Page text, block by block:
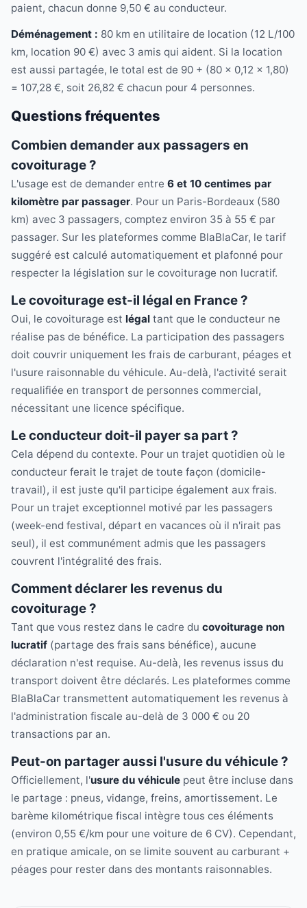
paient, chacun donne 9,50 € au conducteur.
Déménagement : 80 km en utilitaire de location (12 L/100
km, location 90 €) avec 3 amis qui aident. Si la location
est aussi partagée, le total est de 90 + (80 × 0,12 × 1,80)
= 107,28 €, soit 26,82 € chacun pour 4 personnes.
Questions fréquentes
Combien demander aux passagers en
covoiturage ?
L'usage est de demander entre 6 et 10 centimes par
kilomètre par passager. Pour un Paris-Bordeaux (580
km) avec 3 passagers, comptez environ 35 à 55 € par
passager. Sur les plateformes comme BlaBlaCar, le tarif
suggéré est calculé automatiquement et plafonné pour
respecter la législation sur le covoiturage non lucratif.
Le covoiturage est-il légal en France ?
Oui, le covoiturage est légal tant que le conducteur ne
réalise pas de bénéfice. La participation des passagers
doit couvrir uniquement les frais de carburant, péages et
l'usure raisonnable du véhicule. Au-delà, l'activité serait
requalifiée en transport de personnes commercial,
nécessitant une licence spécifique.
Le conducteur doit-il payer sa part ?
Cela dépend du contexte. Pour un trajet quotidien où le
conducteur ferait le trajet de toute façon (domicile-
travail), il est juste qu'il participe également aux frais.
Pour un trajet exceptionnel motivé par les passagers
(week-end festival, départ en vacances où il n'irait pas
seul), il est communément admis que les passagers
couvrent l'intégralité des frais.
Comment déclarer les revenus du
covoiturage ?
Tant que vous restez dans le cadre du covoiturage non
lucratif (partage des frais sans bénéfice), aucune
déclaration n'est requise. Au-delà, les revenus issus du
transport doivent être déclarés. Les plateformes comme
BlaBlaCar transmettent automatiquement les revenus à
l'administration fiscale au-delà de 3 000 € ou 20
transactions par an.
Peut-on partager aussi l'usure du véhicule ?
Officiellement, l'usure du véhicule peut être incluse dans
le partage : pneus, vidange, freins, amortissement. Le
barème kilométrique fiscal intègre tous ces éléments
(environ 0,55 €/km pour une voiture de 6 CV). Cependant,
en pratique amicale, on se limite souvent au carburant +
péages pour rester dans des montants raisonnables.